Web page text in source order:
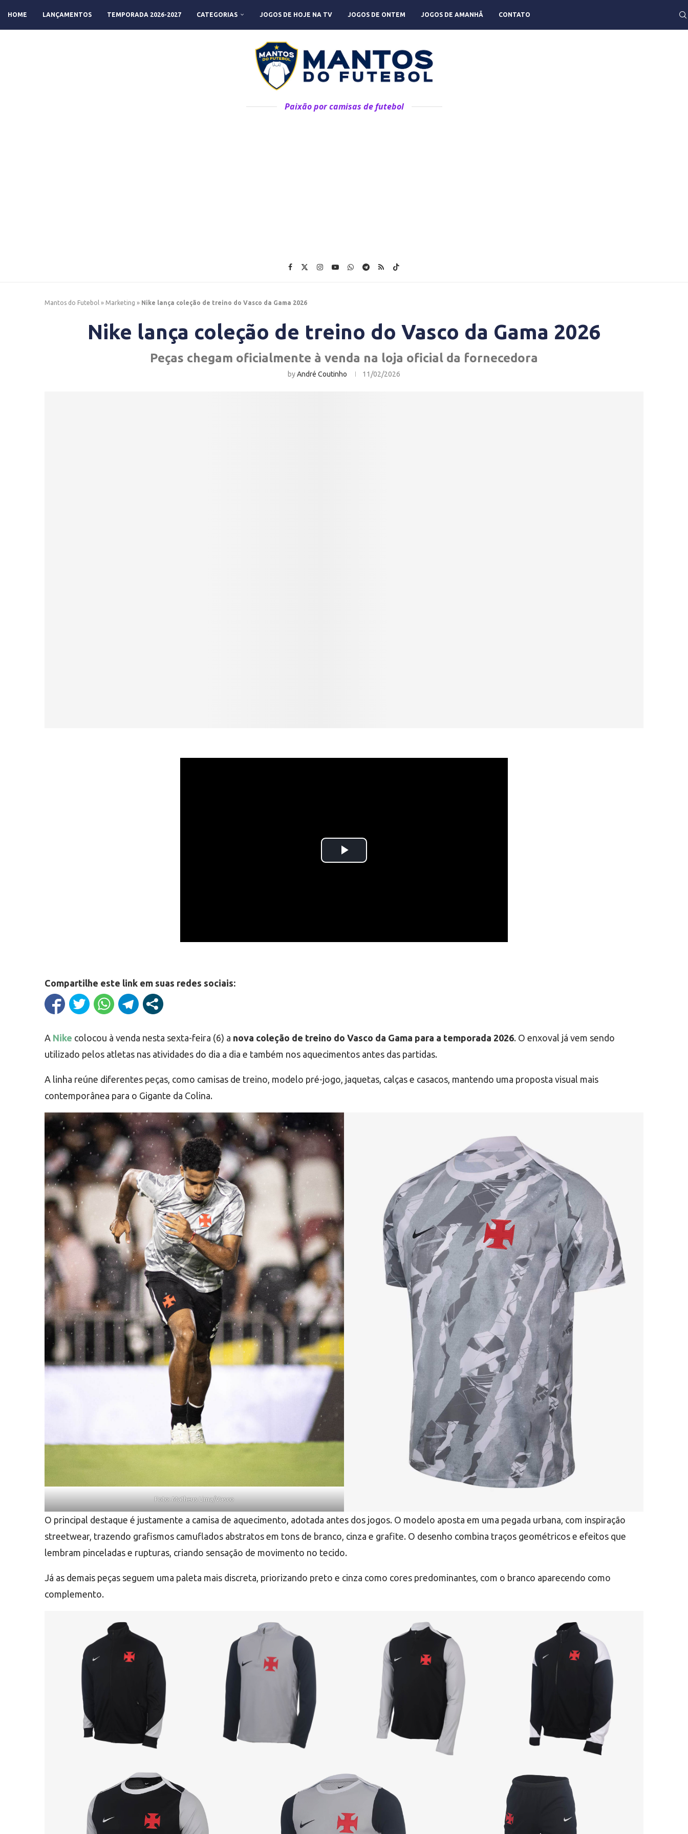
HOME LANÇAMENTOS TEMPORADA 2026-2027 CATEGORIAS JOGOS DE HOJE NA TV JOGOS DE ONTEM JOGOS DE AMANHÃ CONTATO
Paixão por camisas de futebol
Mantos do Futebol » Marketing » Nike lança coleção de treino do Vasco da Gama 2026
Nike lança coleção de treino do Vasco da Gama 2026
Peças chegam oficialmente à venda na loja oficial da fornecedora
byAndré Coutinho 11/02/2026
Compartilhe este link em suas redes sociais:
A Nike colocou à venda nesta sexta-feira (6) a nova coleção de treino do Vasco da Gama para a temporada 2026. O enxoval já vem sendo
utilizado pelos atletas nas atividades do dia a dia e também nos aquecimentos antes das partidas.
A linha reúne diferentes peças, como camisas de treino, modelo pré-jogo, jaquetas, calças e casacos, mantendo uma proposta visual mais
contemporânea para o Gigante da Colina.
Foto: Matheus Lima/Vasco
O principal destaque é justamente a camisa de aquecimento, adotada antes dos jogos. O modelo aposta em uma pegada urbana, com inspiração
streetwear, trazendo grafismos camuflados abstratos em tons de branco, cinza e grafite. O desenho combina traços geométricos e efeitos que
lembram pinceladas e rupturas, criando sensação de movimento no tecido.
Já as demais peças seguem uma paleta mais discreta, priorizando preto e cinza como cores predominantes, com o branco aparecendo como
complemento.